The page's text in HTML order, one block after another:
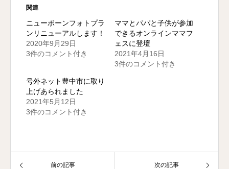
関連
ニューボーンフォトプラ
ンリニューアルします！
2020年9月29日
3件のコメント付き
ママとパパと子供が参加
できるオンラインママフ
ェスに登壇
2021年4月16日
3件のコメント付き
号外ネット豊中市に取り
上げあられました
2021年5月12日
3件のコメント付き
前の記事 次の記事